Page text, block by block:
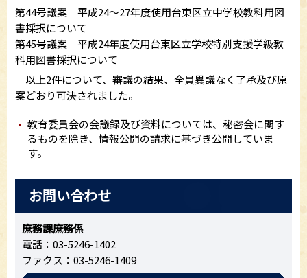
第44号議案 平成24～27年度使用台東区立中学校教科用図
書採択について
第45号議案 平成24年度使用台東区立学校特別支援学級教
科用図書採択について
以上2件について、審議の結果、全員異議なく了承及び原
案どおり可決されました。
教育委員会の会議録及び資料については、秘密会に関す
るものを除き、情報公開の請求に基づき公開していま
す。
お問い合わせ
庶務課庶務係
電話：03-5246-1402
ファクス：03-5246-1409